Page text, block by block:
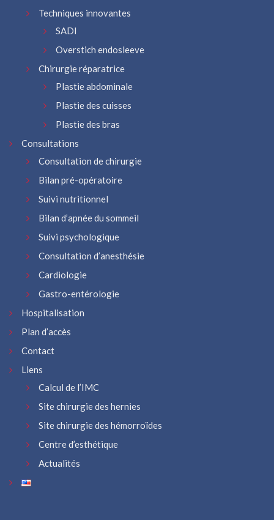
Techniques innovantes
SADI
Overstich endosleeve
Chirurgie réparatrice
Plastie abdominale
Plastie des cuisses
Plastie des bras
Consultations
Consultation de chirurgie
Bilan pré-opératoire
Suivi nutritionnel
Bilan d’apnée du sommeil
Suivi psychologique
Consultation d’anesthésie
Cardiologie
Gastro-entérologie
Hospitalisation
Plan d’accès
Contact
Liens
Calcul de l’IMC
Site chirurgie des hernies
Site chirurgie des hémorroïdes
Centre d’esthétique
Actualités